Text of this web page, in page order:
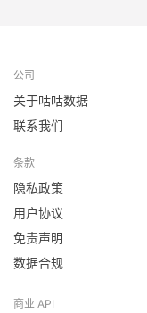
公司
关于咕咕数据
联系我们
条款
隐私政策
用户协议
免责声明
数据合规
商业 API